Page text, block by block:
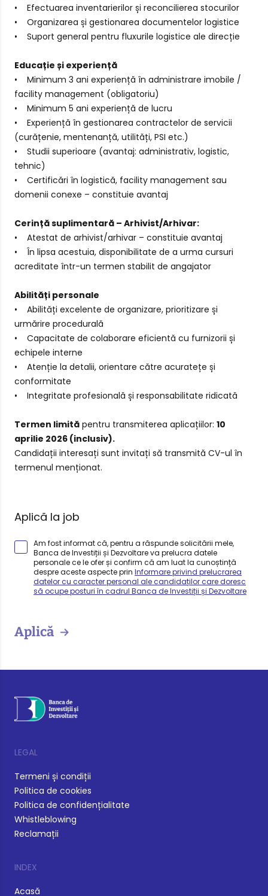
• Efectuarea inventarierilor și reconcilierea stocurilor
• Organizarea și gestionarea documentelor logistice
• Suport general pentru fluxurile logistice ale direcție
Educație și experiență
• Minimum 3 ani experiență în administrare imobile /
facility management (obligatoriu)
• Minimum 5 ani experiență de lucru
• Experiență în gestionarea contractelor de servicii
(curățenie, mentenanță, utilități, PSI etc.)
• Studii superioare (avantaj: administrativ, logistic,
tehnic)
• Certificări în logistică, facility management sau
domenii conexe – constituie avantaj
Cerință suplimentară – Arhivist/Arhivar:
• Atestat de arhivist/arhivar – constituie avantaj
• În lipsa acestuia, disponibilitate de a urma cursuri
acreditate într-un termen stabilit de angajator
Abilități personale
• Abilități excelente de organizare, prioritizare și
urmărire procedurală
• Capacitate de colaborare eficientă cu furnizorii și
echipele interne
• Atenție la detalii, orientare către acuratețe și
conformitate
• Integritate profesională și responsabilitate ridicată
Termen limită pentru transmiterea aplicațiilor: 10
aprilie 2026 (inclusiv).
Candidații interesați sunt invitați să transmită CV-ul în
termenul menționat.
Aplică la job
Am fost informat că, pentru a răspunde solicitării mele,
Banca de Investiții și Dezvoltare va prelucra datele
personale ce le ofer și confirm că am luat la cunoștință
despre aceste aspecte prin Informare privind prelucrarea
datelor cu caracter personal ale candidaților care doresc
să ocupe posturi în cadrul Banca de Investiții și Dezvoltare
Aplică
LEGAL
Termeni și condiții
Politica de cookies
Politica de confidențialitate
Whistleblowing
Reclamații
INDEX
Acasă